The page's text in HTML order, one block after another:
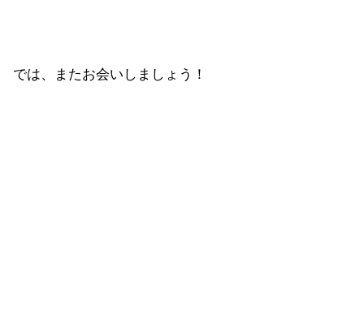
では、またお会いしましょう！